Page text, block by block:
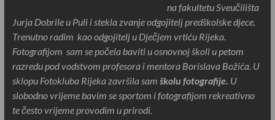
na fakultetu Sveučilišta
Jurja Dobrile u Puli i stekla zvanje odgojitelj predškolske djece.
Trenutno radim kao odgojitelj u Dječjem vrtiću Rijeka.
Fotografijom sam se počela baviti u osnovnoj školi u petom
razredu pod vodstvom profesora i mentora Borislava Božića. U
sklopu Fotokluba Rijeka završila sam školu fotografije. U
slobodno vrijeme bavim se sportom i fotografijom rekreativno
te često vrijeme provodim u prirodi.